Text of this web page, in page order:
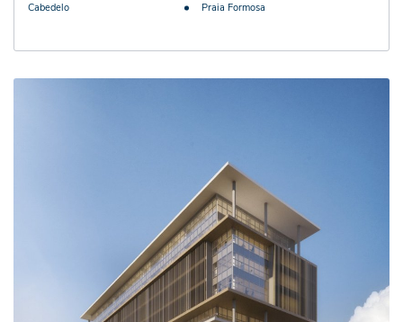
Cabedelo Praia Formosa